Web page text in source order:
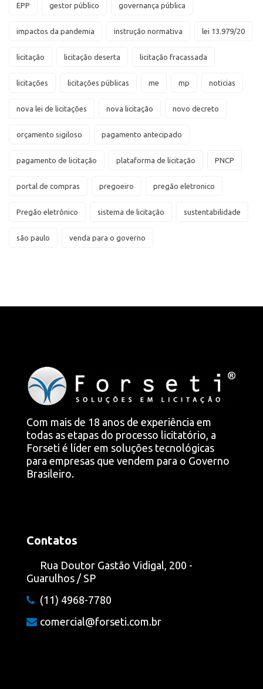
EPP gestor público governança pública
impactos da pandemia instrução normativa lei 13.979/20
licitação licitação deserta licitação fracassada
licitações licitações públicas me mp noticias
nova lei de licitações nova licitação novo decreto
orçamento sigiloso pagamento antecipado
pagamento de licitação plataforma de licitação PNCP
portal de compras pregoeiro pregão eletronico
Pregão eletrônico sistema de licitação sustentabilidade
são paulo venda para o governo
Com mais de 18 anos de experiência em
todas as etapas do processo licitatório, a
Forseti é líder em soluções tecnológicas
para empresas que vendem para o Governo
Brasileiro.
Contatos
Rua Doutor Gastão Vidigal, 200 -
Guarulhos / SP
(11) 4968-7780
comercial@forseti.com.br